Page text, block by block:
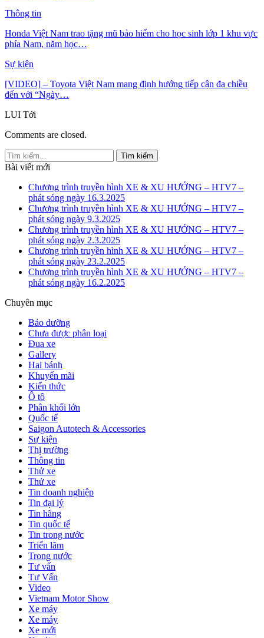
Thông tin
Honda Việt Nam trao tặng mũ bảo hiểm cho học sinh lớp 1 khu vực
phía Nam, năm học…
Sự kiện
[VIDEO] – Toyota Việt Nam mang định hướng tiếp cận đa chiều
đến với “Ngày…
LUI Tới
Comments are closed.
Bài viết mới
Chương trình truyền hình XE & XU HƯỚNG – HTV7 –
phát sóng ngày 16.3.2025
Chương trình truyền hình XE & XU HƯỚNG – HTV7 –
phát sóng ngày 9.3.2025
Chương trình truyền hình XE & XU HƯỚNG – HTV7 –
phát sóng ngày 2.3.2025
Chương trình truyền hình XE & XU HƯỚNG – HTV7 –
phát sóng ngày 23.2.2025
Chương trình truyền hình XE & XU HƯỚNG – HTV7 –
phát sóng ngày 16.2.2025
Chuyên mục
Bảo dưỡng
Chưa được phân loại
Đua xe
Gallery
Hai bánh
Khuyến mãi
Kiến thức
Ô tô
Phân khối lớn
Quốc tế
Saigon Autotech & Accessories
Sự kiện
Thị trường
Thông tin
Thử xe
Thử xe
Tin doanh nghiệp
Tin đại lý
Tin hãng
Tin quốc tế
Tin trong nước
Triển lãm
Trong nước
Tư vấn
Tư Vấn
Video
Vietnam Motor Show
Xe máy
Xe máy
Xe mới